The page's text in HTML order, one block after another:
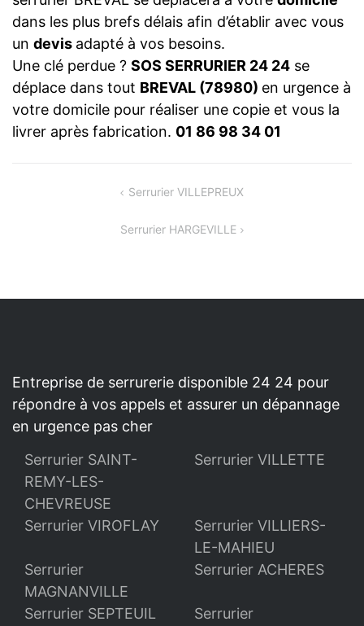
dans les plus brefs délais afin d’établir avec vous
un devis adapté à vos besoins.
Une clé perdue ? SOS SERRURIER 24 24 se
déplace dans tout BREVAL (78980) en urgence à
votre domicile pour réaliser une copie et vous la
livrer après fabrication. 01 86 98 34 01
Serrurier VILLEPREUX
Serrurier HARGEVILLE
Entreprise de serrurerie disponible 24 24 pour
répondre à vos appels et assurer un dépannage
en urgence pas cher
Serrurier SAINT-
REMY-LES-
CHEVREUSE
Serrurier VILLETTE
Serrurier VIROFLAY
Serrurier VILLIERS-
LE-MAHIEU
Serrurier
MAGNANVILLE
Serrurier ACHERES
Serrurier SEPTEUIL
Serrurier